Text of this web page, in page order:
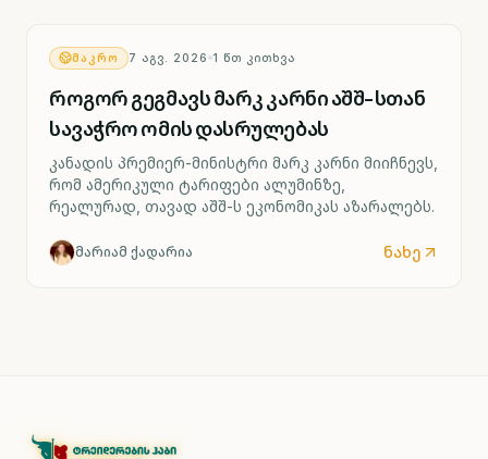
ᲛᲐᲙᲠᲝ 7 ᲐᲒᲕ. 2026 1 ᲬᲗ ᲙᲘᲗᲮᲕᲐ
როგორ გეგმავს მარკ კარნი აშშ-სთან
სავაჭრო ომის დასრულებას
კანადის პრემიერ-მინისტრი მარკ კარნი მიიჩნევს,
რომ ამერიკული ტარიფები ალუმინზე,
რეალურად, თავად აშშ-ს ეკონომიკას აზარალებს.
მარიამ ქადარია ნახე